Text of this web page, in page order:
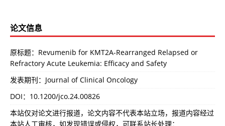
论文信息
原标题：Revumenib for KMT2A-Rearranged Relapsed or
Refractory Acute Leukemia: Efficacy and Safety
发表期刊：Journal of Clinical Oncology
DOI： 10.1200/jco.24.00826
本站仅对论文进行报道，论文内容不代表本站立场，报道内容经过
本站人工审核，如发现错误或侵权，可联系站长处理：